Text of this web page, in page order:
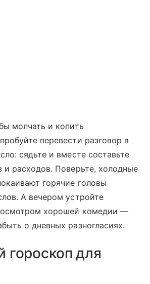
молчать и копить
перевести разговор в
сядьте и вместе составьте
и расходов. Поверьте, холодные
горячие головы
А вечером устройте
хорошей комедии —
о дневных разногласиях.
для